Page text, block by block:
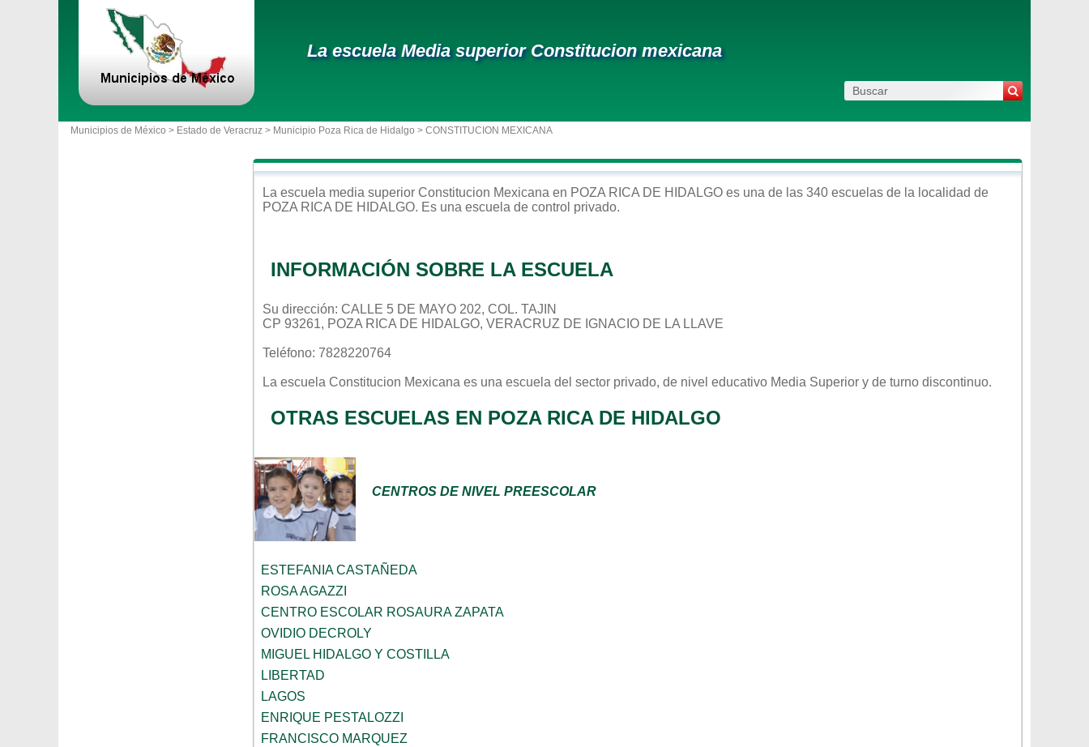
La escuela Media superior Constitucion mexicana
Municipios de México > Estado de Veracruz > Municipio Poza Rica de Hidalgo > CONSTITUCION MEXICANA
La escuela media superior Constitucion Mexicana en POZA RICA DE HIDALGO es una de las 340 escuelas de la localidad de
POZA RICA DE HIDALGO. Es una escuela de control privado.
INFORMACIÓN SOBRE LA ESCUELA
Su dirección: CALLE 5 DE MAYO 202, COL. TAJIN
CP 93261, POZA RICA DE HIDALGO, VERACRUZ DE IGNACIO DE LA LLAVE
Teléfono: 7828220764
La escuela Constitucion Mexicana es una escuela del sector privado, de nivel educativo Media Superior y de turno discontinuo.
OTRAS ESCUELAS EN POZA RICA DE HIDALGO
CENTROS DE NIVEL PREESCOLAR
ESTEFANIA CASTAÑEDA
ROSA AGAZZI
CENTRO ESCOLAR ROSAURA ZAPATA
OVIDIO DECROLY
MIGUEL HIDALGO Y COSTILLA
LIBERTAD
LAGOS
ENRIQUE PESTALOZZI
FRANCISCO MARQUEZ